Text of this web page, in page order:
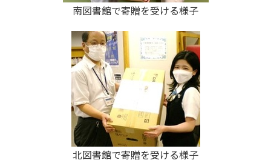
南図書館で寄贈を受ける様子
北図書館で寄贈を受ける様子